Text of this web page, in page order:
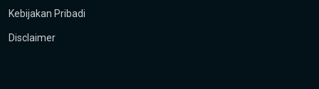
Kebijakan Pribadi
Disclaimer